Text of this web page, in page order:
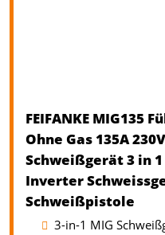
FEIFANKE MIG135
Ohne Gas 135A
Schweißgerät 3 in 1
Inverter
Schweißpistole
3-in-1 MIG